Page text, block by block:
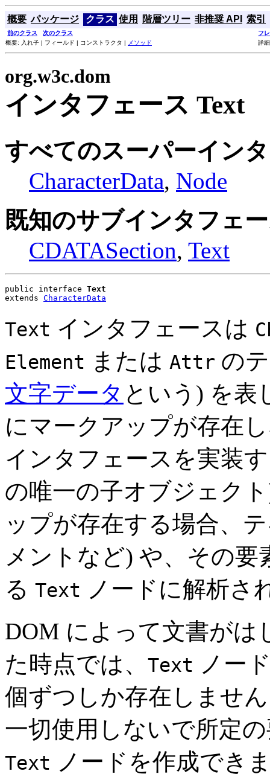
概要 パッケージ クラス 使用 階層ツリー 非推奨 API 索引
前のクラス 次のクラス
フ
概要: 入れ子 | フィールド | コンストラクタ |
メソッド 詳
org.w3c.dom
インタフェース Text
すべてのスーパーイン
CharacterData, Node
既知のサブインタフェ
CDATASection, Text
public interface Text
extends CharacterData
Text インタフェースは
Element または Attr の
文字データ という) を表
にマークアップが存在
インタフェースを実装
の唯一の子オブジェク
ップが存在する場合、
メントなど) や、その
る Text ノードに解析さ
DOM によって文書がは
た時点では、 Text ノー
個ずつしか存在しませ
一切使用しないで所定
Text ノードを作成でき